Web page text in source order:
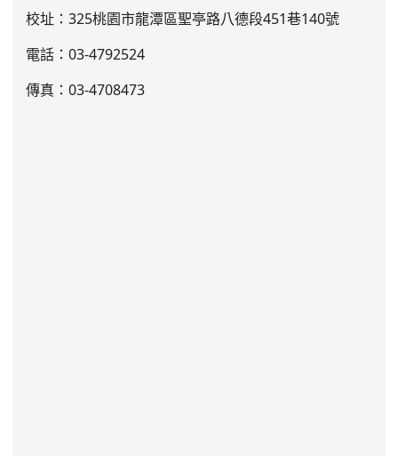
校址：325桃園市龍潭區聖亭路八德段451巷140號
電話：03-4792524
傳真：03-4708473